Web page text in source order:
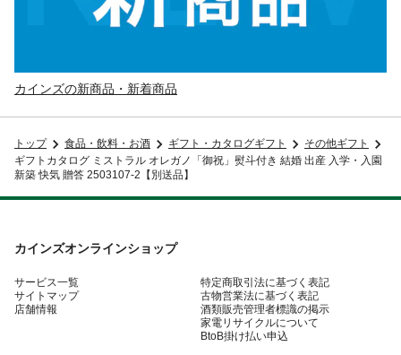
カインズの新商品・新着商品
トップ 食品・飲料・お酒 ギフト・カタログギフト
その他ギフト
ギフトカタログ ミストラル オレガノ「御祝」熨斗付き 結婚 出産 入学・入園
新築 快気 贈答 2503107-2【別送品】
カインズオンラインショップ
サービス一覧
サイトマップ
店舗情報
特定商取引法に基づく表記
古物営業法に基づく表記
酒類販売管理者標識の掲示
家電リサイクルについて
BtoB掛け払い申込